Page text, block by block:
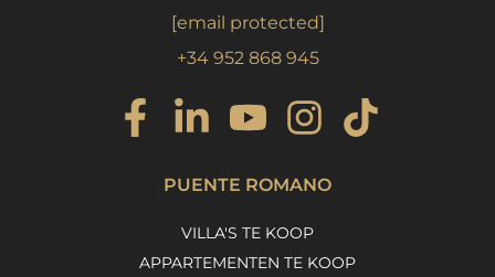
[email protected]
+34 952 868 945
PUENTE ROMANO
VILLA'S TE KOOP
APPARTEMENTEN TE KOOP